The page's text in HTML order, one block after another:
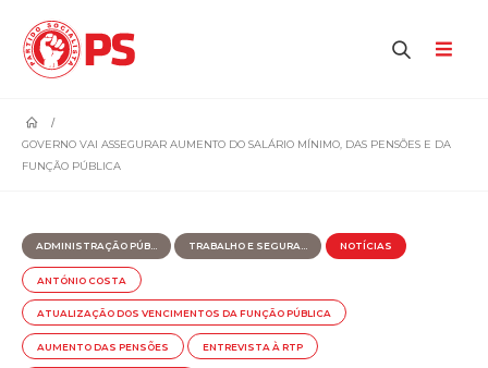
GOVERNO VAI ASSEGURAR AUMENTO DO SALÁRIO MÍNIMO, DAS PENSÕES E DA
FUNÇÃO PÚBLICA
ADMINISTRAÇÃO PÚB... TRABALHO E SEGURA... NOTÍCIAS
ANTÓNIO COSTA
ATUALIZAÇÃO DOS VENCIMENTOS DA FUNÇÃO PÚBLICA
AUMENTO DAS PENSÕES ENTREVISTA À RTP